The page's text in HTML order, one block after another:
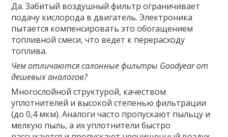
Да. Забитый воздушный фильтр ограничивает
подачу кислорода в двигатель. Электроника
пытается компенсировать это обогащением
топливной смеси, что ведет к перерасходу
топлива.
Чем отличаются салонные фильтры Goodyear от
дешевых аналогов?
Многослойной структурой, качеством
уплотнителей и высокой степенью фильтрации
(до 0,4 мкм). Аналоги часто пропускают пыльцу и
мелкую пыль, а их уплотнители быстро